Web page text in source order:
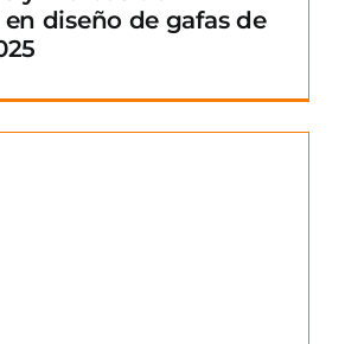
diseño de gafas de